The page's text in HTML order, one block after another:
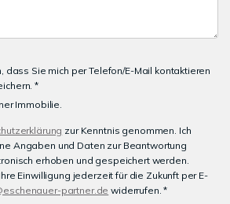
dass Sie mich per Telefon/E-Mail kontaktieren
*
Immobilie.
zur Kenntnis genommen. Ich
Angaben und Daten zur Beantwortung
erhoben und gespeichert werden.
Einwilligung jederzeit für die Zukunft per E-
partner.de widerrufen. *